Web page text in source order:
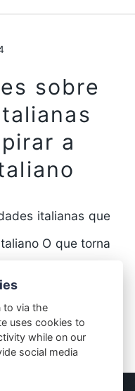
sobre
a
italianas que
O que torna
to via the
uses cookies to
while on our
social media